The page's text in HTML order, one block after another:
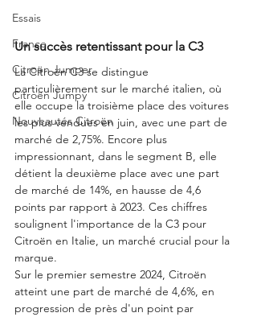
Essais
France
Citroën Jumper
Citroën Jumpy
Nouveautés Citroën
Un succès retentissant pour la C3
La Citroën C3 se distingue
particulièrement sur le marché italien, où
elle occupe la troisième place des voitures
les plus vendues en juin, avec une part de
marché de 2,75%. Encore plus
impressionnant, dans le segment B, elle
détient la deuxième place avec une part
de marché de 14%, en hausse de 4,6
points par rapport à 2023. Ces chiffres
soulignent l'importance de la C3 pour
Citroën en Italie, un marché crucial pour la
marque.
Sur le premier semestre 2024, Citroën
atteint une part de marché de 4,6%, en
progression de près d'un point par